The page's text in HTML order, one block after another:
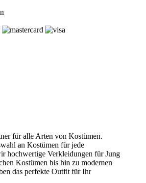
für alle Arten von Kostümen.
an Kostümen für jede
hochwertige Verkleidungen für Jung
Kostümen bis hin zu modernen
das perfekte Outfit für Ihr